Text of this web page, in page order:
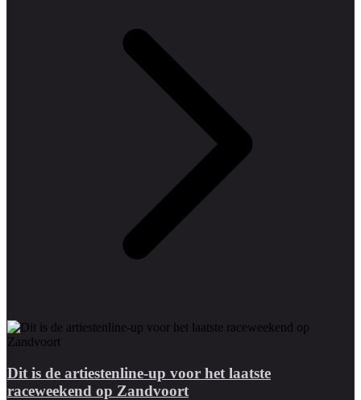
Dit is de artiestenline-up voor het laatste
raceweekend op Zandvoort